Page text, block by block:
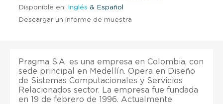
Disponible en: Inglés & Español
Descargar un informe de muestra
Pragma S.A. es una empresa en Colombia, con
sede principal en Medellín. Opera en Diseño
de Sistemas Computacionales y Servicios
Relacionados sector. La empresa fue fundada
en 19 de febrero de 1996. Actualmente